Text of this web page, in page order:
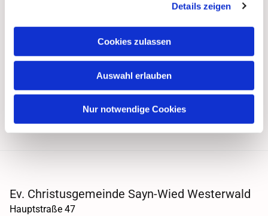
Details zeigen
Cookies zulassen
Auswahl erlauben
Nur notwendige Cookies
Ev. Christusgemeinde Sayn-Wied Westerwald
Hauptstraße 47